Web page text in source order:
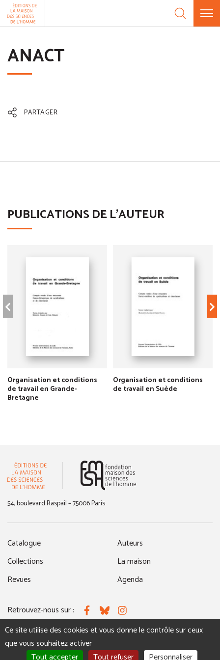
Aller au contenu
ANACT
PARTAGER
PUBLICATIONS DE L'AUTEUR
Organisation et conditions
de travail en Grande-
Bretagne
Organisation et conditions
de travail en Suède
54, boulevard Raspail – 75006 Paris
Catalogue
Collections
Revues
Auteurs
La maison
Agenda
Retrouvez-nous sur : FacebookBlueskyInstagram
MENTIONS LÉGALES NOUS CONTACTER
Panneau de gestion des cookies
Ce site utilise des cookies et vous donne le contrôle sur ceux
que vous souhaitez activer
Tout accepter
Tout refuser Personnaliser